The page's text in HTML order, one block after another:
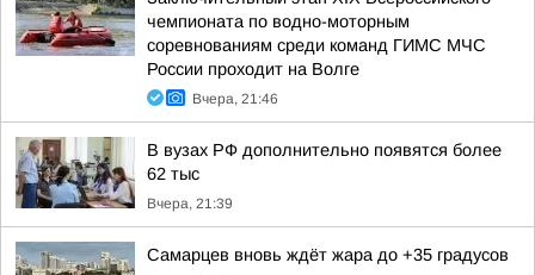
чемпионата по водно-моторным
соревнованиям среди команд ГИМС МЧС
России проходит на Волге
Вчера, 21:46
В вузах РФ дополнительно появятся более
62 тыс
Вчера, 21:39
Самарцев вновь ждёт жара до +35 градусов